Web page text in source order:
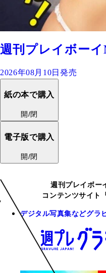
週刊プレイボーイ
2026年08月10日発売
紙の本で購入
開/閉
電子版で購入
開/閉
週刊プレイボー
コンテンツサイト
デジタル写真集などグラ